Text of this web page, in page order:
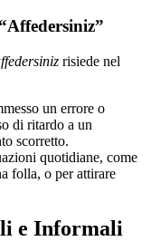
risiede nel
un errore o
di ritardo a un
scorretto.
quotidiane, come
folla, o per attirare
e Informali